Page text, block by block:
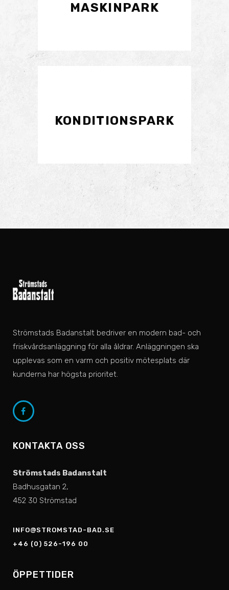
MASKINPARK
KONDITIONSPARK
Strömstads Badanstalt bedriver en modern bad- och
friskvårdsanläggning för alla åldrar. Anläggningen ska
upplevas som en varm och positiv mötesplats där
kunderna har högsta prioritet.
KONTAKTA OSS
Strömstads Badanstalt
Badhusgatan 2,
452 30 Strömstad
INFO@STROMSTAD-BAD.SE
+46 (0) 526-196 00
ÖPPETTIDER